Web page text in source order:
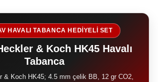
HAVALI TABANCA HEDİYELİ SET
& Koch HK45 Havalı
Tabanca
& Koch HK45; 4.5 mm çelik BB, 12 gr CO2,